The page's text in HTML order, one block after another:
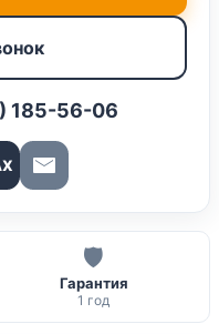
185-56-06
🛡️
Гарантия
1 год